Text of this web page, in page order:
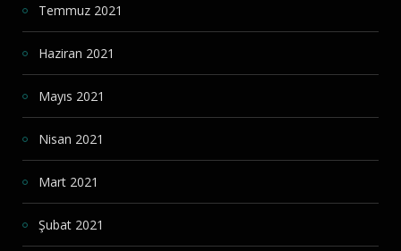
Temmuz 2021
Haziran 2021
Mayıs 2021
Nisan 2021
Mart 2021
Şubat 2021